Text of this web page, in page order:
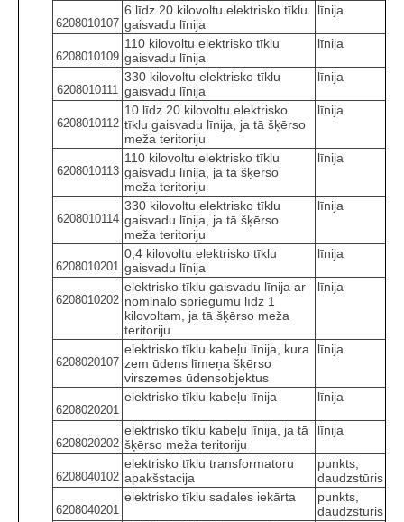
6208010107
6 līdz 20 kilovoltu elektrisko tīklu
gaisvadu līnija
līnija
6208010109
110 kilovoltu elektrisko tīklu
gaisvadu līnija
līnija
6208010111
330 kilovoltu elektrisko tīklu
gaisvadu līnija
līnija
6208010112
10 līdz 20 kilovoltu elektrisko
tīklu gaisvadu līnija, ja tā šķērso
meža teritoriju
līnija
6208010113
110 kilovoltu elektrisko tīklu
gaisvadu līnija, ja tā šķērso
meža teritoriju
līnija
6208010114
330 kilovoltu elektrisko tīklu
gaisvadu līnija, ja tā šķērso
meža teritoriju
līnija
6208010201
0,4 kilovoltu elektrisko tīklu
gaisvadu līnija
līnija
6208010202
elektrisko tīklu gaisvadu līnija ar
nominālo spriegumu līdz 1
kilovoltam, ja tā šķērso meža
teritoriju
līnija
6208020107
elektrisko tīklu kabeļu līnija, kura
zem ūdens līmeņa šķērso
virszemes ūdensobjektus
līnija
6208020201
elektrisko tīklu kabeļu līnija līnija
6208020202
elektrisko tīklu kabeļu līnija, ja tā
šķērso meža teritoriju
līnija
6208040102
elektrisko tīklu transformatoru
apakšstacija
punkts,
daudzstūris
6208040201
elektrisko tīklu sadales iekārta
punkts,
daudzstūris